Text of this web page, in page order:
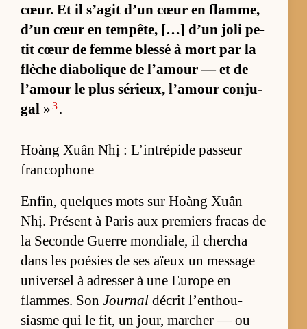
cœur. Et il s’agit d’un cœur en flam­me,
d’un cœur en tem­pê­te, […] d’un joli pe­
tit cœur de femme blessé à mort par la
flèche dia­bo­lique de l’amour — et de
l’amour le plus sé­rieux, l’amour conju­
gal »3.
Hoàng Xuân Nhị : L’intrépide passeur
francophone
En­fin, quelques mots sur Hoàng Xuân
Nhị. Pré­sent à Pa­ris aux pre­miers fra­cas de
la Se­conde Guerre mon­dia­le, il cher­cha
dans les poé­sies de ses aïeux un mes­sage
uni­ver­sel à adres­ser à une Eu­rope en
flammes. Son Journal dé­crit l’en­thou­
siasme qui le fit, un jour, mar­cher — ou